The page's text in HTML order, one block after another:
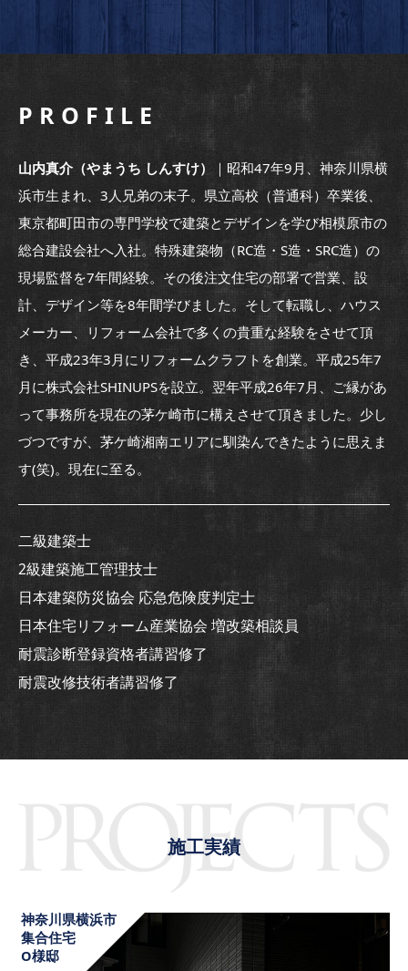
P R O F I L E
山内真介（やまうち しんすけ）
｜昭和47年9月、神奈川県横
浜市生まれ、3人兄弟の末子。県立高校（普通科）卒業後、
東京都町田市の専門学校で建築とデザインを学び相模原市の
総合建設会社へ入社。特殊建築物（RC造・S造・SRC造）の
現場監督を7年間経験。その後注文住宅の部署で営業、設
計、デザイン等を8年間学びました。そして転職し、ハウス
メーカー、リフォーム会社で多くの貴重な経験をさせて頂
き、平成23年3月にリフォームクラフトを創業。平成25年7
月に株式会社SHINUPSを設立。翌年平成26年7月、ご縁があ
って事務所を現在の茅ケ崎市に構えさせて頂きました。少し
づつですが、茅ケ崎湘南エリアに馴染んできたように思えま
す(笑)。現在に至る。
二級建築士
2級建築施工管理技士
日本建築防災協会 応急危険度判定士
日本住宅リフォーム産業協会 増改築相談員
耐震診断登録資格者講習修了
耐震改修技術者講習修了
施工実績
神奈川県横浜市
集合住宅
O様邸